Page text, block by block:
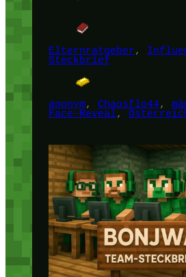
Elternratgeber,
Steckbrief
anonym, Chaosflo44,
Face-Reveal,